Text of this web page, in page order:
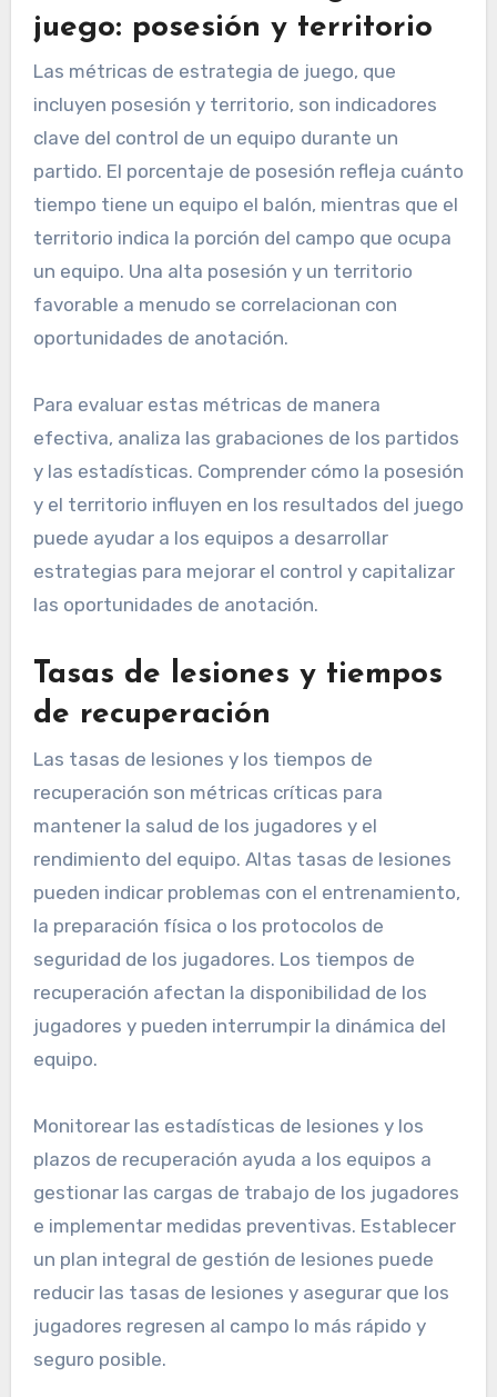
juego: posesión y territorio
Las métricas de estrategia de juego, que
incluyen posesión y territorio, son indicadores
clave del control de un equipo durante un
partido. El porcentaje de posesión refleja cuánto
tiempo tiene un equipo el balón, mientras que el
territorio indica la porción del campo que ocupa
un equipo. Una alta posesión y un territorio
favorable a menudo se correlacionan con
oportunidades de anotación.
Para evaluar estas métricas de manera
efectiva, analiza las grabaciones de los partidos
y las estadísticas. Comprender cómo la posesión
y el territorio influyen en los resultados del juego
puede ayudar a los equipos a desarrollar
estrategias para mejorar el control y capitalizar
las oportunidades de anotación.
Tasas de lesiones y tiempos
de recuperación
Las tasas de lesiones y los tiempos de
recuperación son métricas críticas para
mantener la salud de los jugadores y el
rendimiento del equipo. Altas tasas de lesiones
pueden indicar problemas con el entrenamiento,
la preparación física o los protocolos de
seguridad de los jugadores. Los tiempos de
recuperación afectan la disponibilidad de los
jugadores y pueden interrumpir la dinámica del
equipo.
Monitorear las estadísticas de lesiones y los
plazos de recuperación ayuda a los equipos a
gestionar las cargas de trabajo de los jugadores
e implementar medidas preventivas. Establecer
un plan integral de gestión de lesiones puede
reducir las tasas de lesiones y asegurar que los
jugadores regresen al campo lo más rápido y
seguro posible.